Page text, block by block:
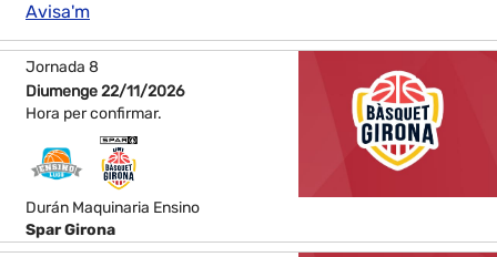
Avisa'm
Jornada 8
Diumenge 22/11/2026
Hora per confirmar.
Durán Maquinaria Ensino
Spar Girona